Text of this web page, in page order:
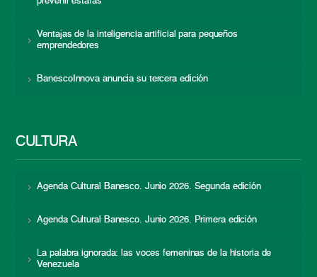
Ventajas de la inteligencia artificial para pequeños
emprendedores
BanescoInnova anuncia su tercera edición
CULTURA
Agenda Cultural Banesco. Junio 2026. Segunda edición
Agenda Cultural Banesco. Junio 2026. Primera edición
La palabra ignorada: las voces femeninas de la historia de
Venezuela